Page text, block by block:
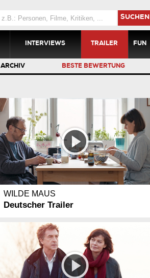
SUCHEN
INTERVIEWS TRAILER FUN
ARCHIV BESTE BEWERTUNG
WILDE MAUS
Deutscher Trailer